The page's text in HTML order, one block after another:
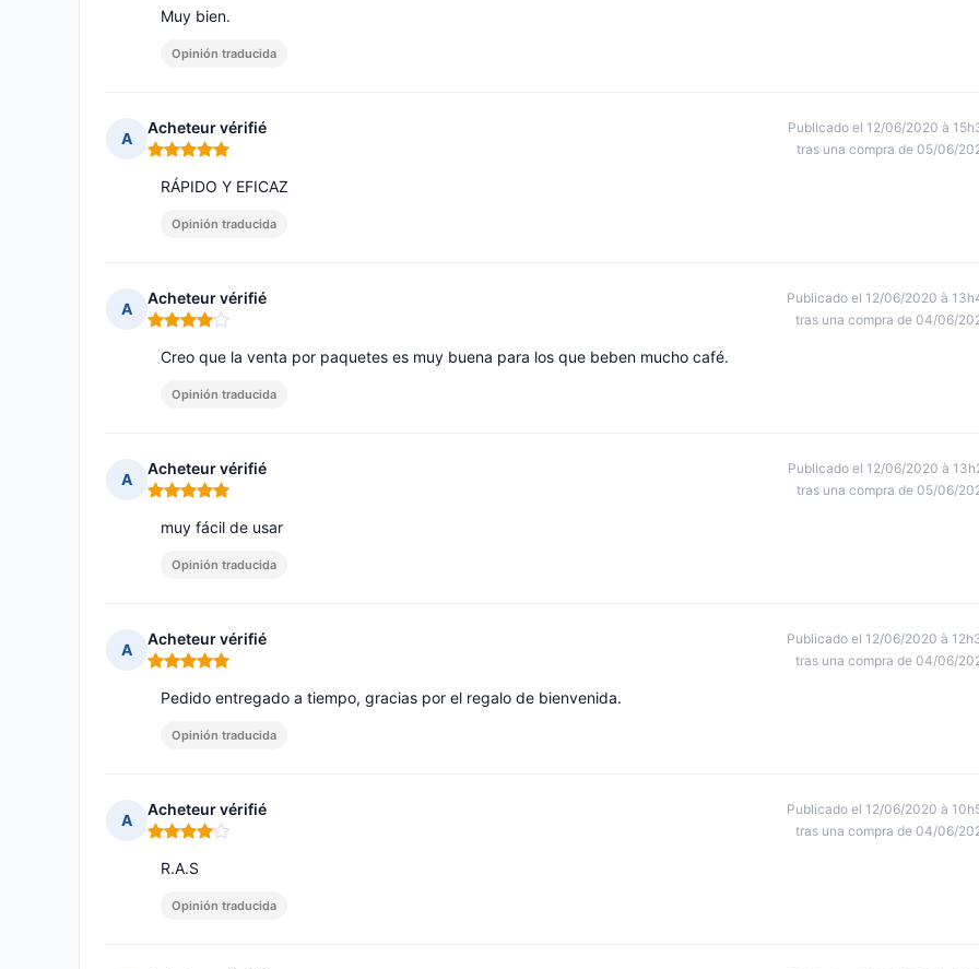
Muy bien.
Opinión traducida
A
Acheteur vérifié
Nota: 5 de 5
Publicado el 12/06/2020 à
tras una compra de 05/06/
RÁPIDO Y EFICAZ
Opinión traducida
A
Acheteur vérifié
Nota: 4 de 5
Publicado el 12/06/2020 à
tras una compra de 04/06/
Creo que la venta por paquetes es muy buena para los que beben mucho café.
Opinión traducida
A
Acheteur vérifié
Nota: 5 de 5
Publicado el 12/06/2020 à
tras una compra de 05/06/
muy fácil de usar
Opinión traducida
A
Acheteur vérifié
Nota: 5 de 5
Publicado el 12/06/2020 à
tras una compra de 04/06/
Pedido entregado a tiempo, gracias por el regalo de bienvenida.
Opinión traducida
A
Acheteur vérifié
Nota: 4 de 5
Publicado el 12/06/2020 à
tras una compra de 04/06/
R.A.S
Opinión traducida